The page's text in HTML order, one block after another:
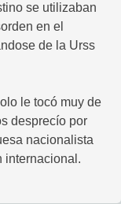
se utilizaban
en el
de la Urss
le tocó muy de
desprecío por
nacionalista
internacional.